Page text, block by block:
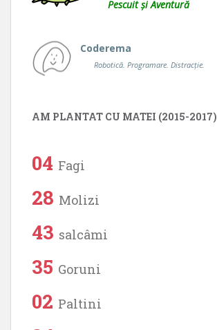
Pescuit și Aventură
Coderema
Robotică. Programare. Distracție.
AM PLANTAT CU MATEI (2015-2017)
04 Fagi
28 Molizi
43 salcâmi
35 Goruni
02 Paltini